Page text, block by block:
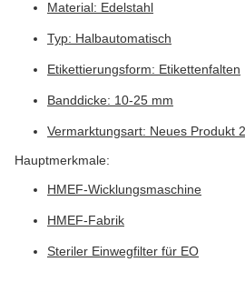
Material: Edelstahl
Typ: Halbautomatisch
Etikettierungsform: Etikettenfalten
Banddicke: 10-25 mm
Vermarktungsart: Neues Produkt
Hauptmerkmale:
HMEF-Wicklungsmaschine
HMEF-Fabrik
Steriler Einwegfilter für EO